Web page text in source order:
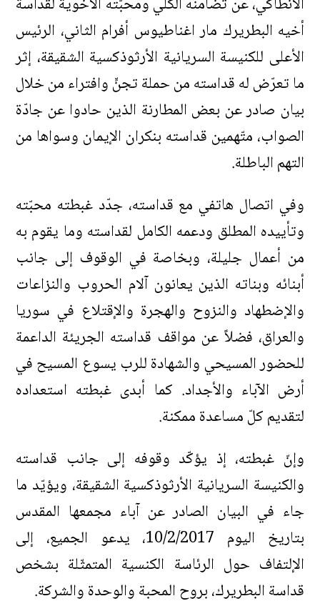
أخيه البطريرك مار اغناطيوس أفرام الثاني، الرئيس
الأعلى للكنيسة السريانية الأرثوذكسية الشقيقة، إثر
ما تعرّض له قداسته من حملة تجنٍّ وافتراء من خلال
بيان صادر عن بعض المطارنة الذين حادوا عن جادّة
الصواب، متّهمين قداسته بنكران الإيمان وسواها من
التهم الباطلة.
وفي اتصال هاتفي مع قداسته، جدّد غبطته محبّته
وتأييده المطلق ودعمه الكامل لقداسته وما يقوم به
من أعمال جليلة، وبخاصة في الوقوف إلى جانب
أبنائه وبناته الذين يعانون آلام الحروب والنزاعات
والإضطهاد والنزوح والهجرة والإقتلاع في سوريا
والعراق، فضلاً عن مواقف قداسته الجريئة الداعمة
للحضور المسيحي والشهادة للرب يسوع المسيح في
أرض الآباء والأجداد. كما أبدى غبطته استعداده
لتقديم كلّ مساعدة ممكنة.
وإنّ غبطته، إذ يؤكّد وقوفه إلى جانب قداسته
والكنيسة السريانية الأرثوذكسية الشقيقة، ويؤيّد ما
جاء في البيان الصادر عن آباء مجمعها المقدس
بتاريخ اليوم 10/2/2017، يدعو الجميع، إلى
الإلتفاف حول الرئاسة الكنسية المتمثّلة بشخص
قداسة البطريرك، بروح المحبة والوحدة والشركة.